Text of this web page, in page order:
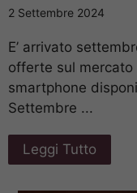
2 Settembre 2024
E’ arrivato
offerte sul mercato
smartphone
Settembre ...
Leggi Tutto